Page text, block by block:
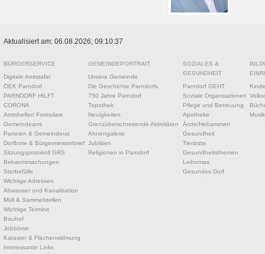
Aktualisiert am: 06.08.2026; 09:10:37
BÜRGERSERVICE
Digitale Amtstafel
ÖEK Parndorf
PARNDORF HILFT
CORONA
Amtshelfer/ Formulare
Gemeindeamt
Parteien & Gemeinderat
Dorfbote & Bürgermeisterbrief
Sitzungsprotokoll GRS
Bekanntmachungen
Sterbefälle
Wichtige Adressen
Abwasser und Kanalisation
Müll & Sammelstellen
Wichtige Termine
Bauhof
Jobbörse
Kataster & Flächenwidmung
Interessante Links
GEMEINDEPORTRAIT
Unsere Gemeinde
Die Geschichte Parndorfs
750 Jahre Parndorf
Topothek
Neuigkeiten
Grenzüberschreitende Aktivitäten
Ahnengalerie
Jubiläen
Religionen in Parndorf
SOZIALES &
GESUNDHEIT
Parndorf GEHT
Soziale Organisationen
Pflege und Betreuung
Apotheke
Ärzte/Hebammen
Gesundheit
Tierärzte
Gesundheitsthemen
Leihomas
Gesundes Dorf